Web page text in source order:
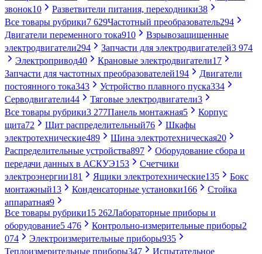
звонок10 Разветвители питания, переходники38
Все товары рубрики7 629Частотный преобразователь294
Двигатели переменного тока910
Взрывозащищенные
электродвигатели294 Запчасти для электродвигателей3 974
Электропривод40 Крановые электродвигатели17
Запчасти для частотных преобразователей194
Двигатели
постоянного тока343 Устройство плавного пуска334
Серводвигатели44 Тяговые электродвигатели3
Все товары рубрики3 277Панель монтажная5
Корпус
щита72 Щит распределительный76
Шкафы
электротехнические489 Шина электротехническая20
Распределительные устройства897
Оборудование сбора и
передачи данных в АСКУЭ153
Счетчики
электроэнергии181 Ящики электротехнические135
Бокс
монтажный13 Конденсаторные установки166
Стойка
аппаратная9
Все товары рубрики15 262Лабораторные приборы и
оборудование5 476 Контрольно-измерительные приборы2
074
Электроизмерительные приборы935
Теплоизмерительные приборы347
Испытательное